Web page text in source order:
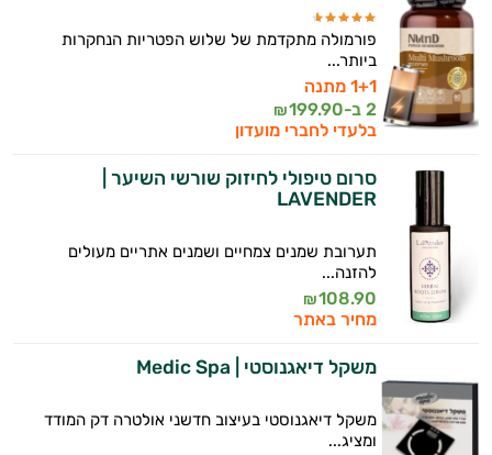
פורמולה מתקדמת של שלוש הפטריות הנחקרות
ביותר...
1+1 מתנה
2 ב-
199.90
₪
בלעדי לחברי מועדון
סרום טיפולי לחיזוק שורשי השיער |
LAVENDER
תערובת שמנים צמחיים ושמנים אתריים מעולים
להזנה...
108.90
₪
מחיר באתר
משקל דיאגנוסטי | Medic Spa
משקל דיאגנוסטי בעיצוב חדשני אולטרה דק המודד
ומציג...